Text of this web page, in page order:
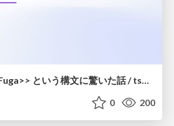
TSX の <Hoge<Fuga>> という構文に驚いた話 / tsx-type-argument-syntax
0 200